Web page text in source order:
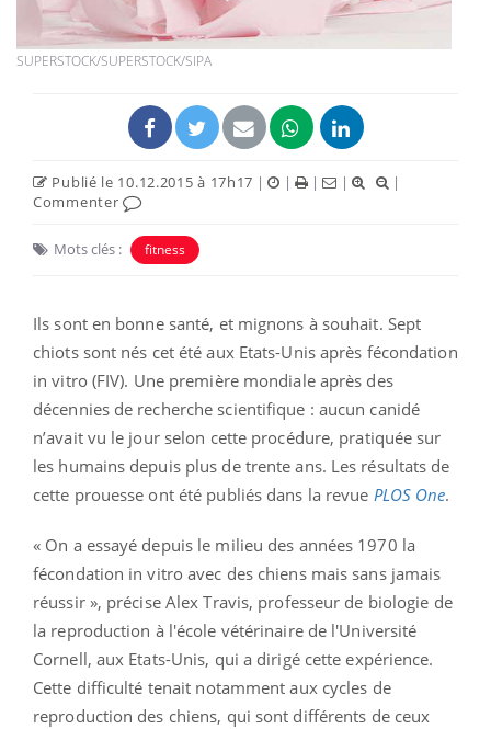
SUPERSTOCK/SUPERSTOCK/SIPA
Publié le 10.12.2015 à 17h17 | | | |
|
Commenter
Mots clés : fitness
Ils sont en bonne santé, et mignons à souhait. Sept
chiots sont nés cet été aux Etats-Unis après fécondation
in vitro (FIV). Une première mondiale après des
décennies de recherche scientifique : aucun canidé
n’avait vu le jour selon cette procédure, pratiquée sur
les humains depuis plus de trente ans. Les résultats de
cette prouesse ont été publiés dans la revue PLOS One.
« On a essayé depuis le milieu des années 1970 la
fécondation in vitro avec des chiens mais sans jamais
réussir », précise Alex Travis, professeur de biologie de
la reproduction à l'école vétérinaire de l'Université
Cornell, aux Etats-Unis, qui a dirigé cette expérience.
Cette difficulté tenait notamment aux cycles de
reproduction des chiens, qui sont différents de ceux